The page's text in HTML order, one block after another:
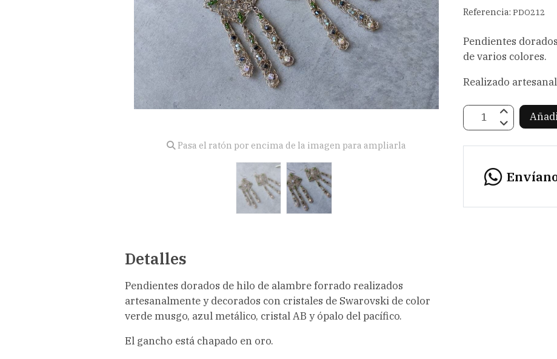
Pasa el ratón por encima de la imagen para ampliarla
Detalles
Pendientes dorados de hilo de alambre forrado realizados
artesanalmente y decorados con cristales de Swarovski de color
verde musgo, azul metálico, cristal AB y ópalo del pacífico.
El gancho está chapado en oro.
Referencia: PDO212
Pendientes
de varios colores.
Realizado